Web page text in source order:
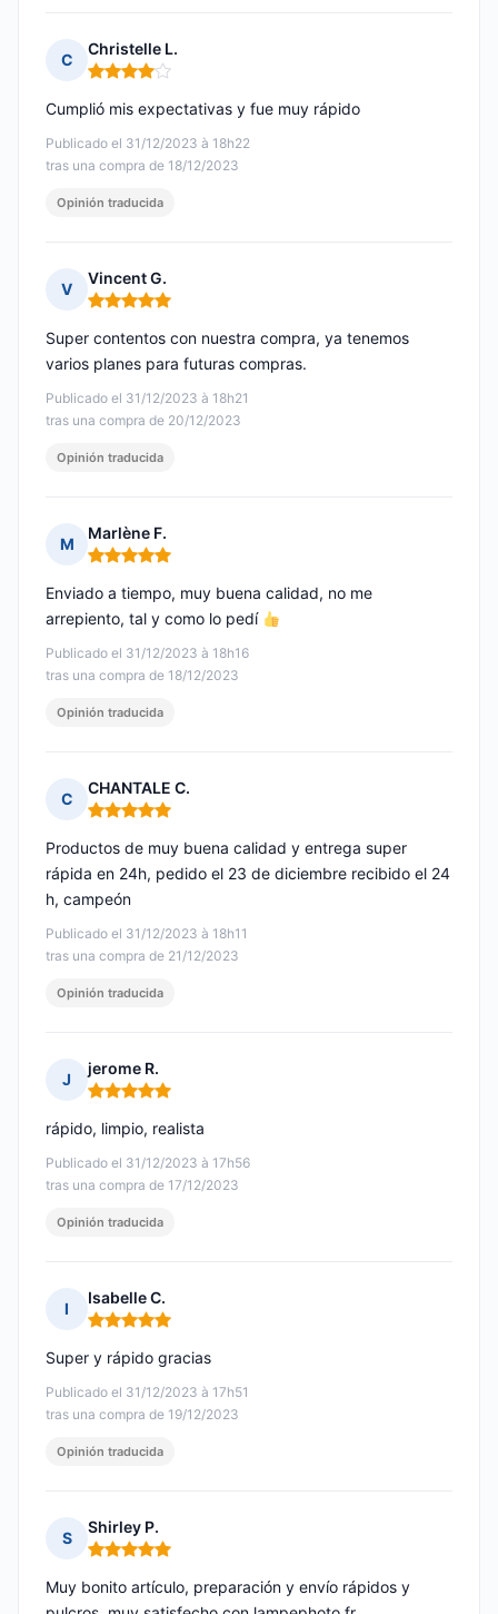
C
Christelle L.
Nota: 4 de 5
Publicado el 31/12/2023 à 18h22
tras una compra de 18/12/2023
Cumplió mis expectativas y fue muy rápido
Opinión traducida
V
Vincent G.
Nota: 5 de 5
Publicado el 31/12/2023 à 18h21
tras una compra de 20/12/2023
Super contentos con nuestra compra, ya tenemos
varios planes para futuras compras.
Opinión traducida
M
Marlène F.
Nota: 5 de 5
Publicado el 31/12/2023 à 18h16
tras una compra de 18/12/2023
Enviado a tiempo, muy buena calidad, no me
arrepiento, tal y como lo pedí
Opinión traducida
C
CHANTALE C.
Nota: 5 de 5
Publicado el 31/12/2023 à 18h11
tras una compra de 21/12/2023
Productos de muy buena calidad y entrega super
rápida en 24h, pedido el 23 de diciembre recibido el 24
h, campeón
Opinión traducida
J
jerome R.
Nota: 5 de 5
Publicado el 31/12/2023 à 17h56
tras una compra de 17/12/2023
rápido, limpio, realista
Opinión traducida
I
Isabelle C.
Nota: 5 de 5
Publicado el 31/12/2023 à 17h51
tras una compra de 19/12/2023
Super y rápido gracias
Opinión traducida
S
Shirley P.
Nota: 5 de 5
Muy bonito artículo, preparación y envío rápidos y